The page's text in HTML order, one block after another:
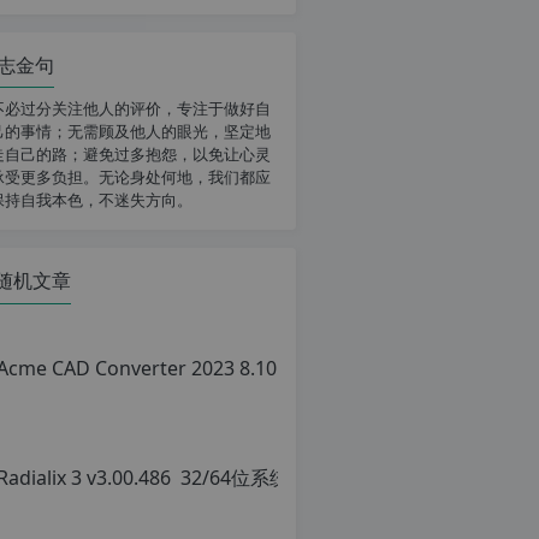
金句
必过分关注他人的评价，专注于做好自
的事情；无需顾及他人的眼光，坚定地
自己的路；避免过多抱怨，以免让心灵
受更多负担。无论身处何地，我们都应
持自我本色，不迷失方向。
机文章